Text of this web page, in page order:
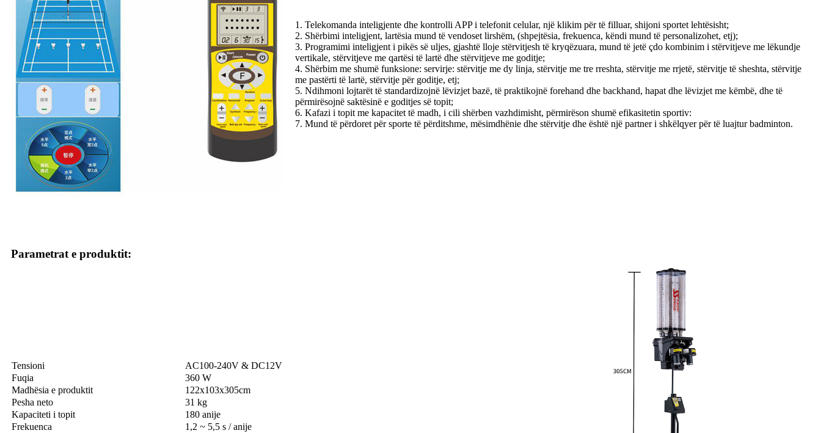
1. Telekomanda inteligjente dhe kontrolli APP i telefonit celular, një klikim për të filluar, shijoni sportet lehtësisht;
2. Shërbimi inteligjent, lartësia mund të vendoset lirshëm, (shpejtësia, frekuenca, këndi mund të personalizohet, etj);
3. Programimi inteligjent i pikës së uljes, gjashtë lloje stërvitjesh të kryqëzuara, mund të jetë çdo kombinim i stërvitjeve me lëkundje
vertikale, stërvitjeve me qartësi të lartë dhe stërvitjeve me goditje;
4. Shërbim me shumë funksione: servirje: stërvitje me dy linja, stërvitje me tre rreshta, stërvitje me rrjetë, stërvitje të sheshta, stërvitje
me pastërti të lartë, stërvitje për goditje, etj;
5. Ndihmoni lojtarët të standardizojnë lëvizjet bazë, të praktikojnë forehand dhe backhand, hapat dhe lëvizjet me këmbë, dhe të
përmirësojnë saktësinë e goditjes së topit;
6. Kafazi i topit me kapacitet të madh, i cili shërben vazhdimisht, përmirëson shumë efikasitetin sportiv:
7. Mund të përdoret për sporte të përditshme, mësimdhënie dhe stërvitje dhe është një partner i shkëlqyer për të luajtur badminton.
Parametrat e produktit:
Tensioni
AC100-240V & DC12V
Fuqia
360 W
Madhësia e produktit
122x103x305cm
Pesha neto
31 kg
Kapaciteti i topit
180 anije
Frekuenca
1,2 ~ 5,5 s / anije